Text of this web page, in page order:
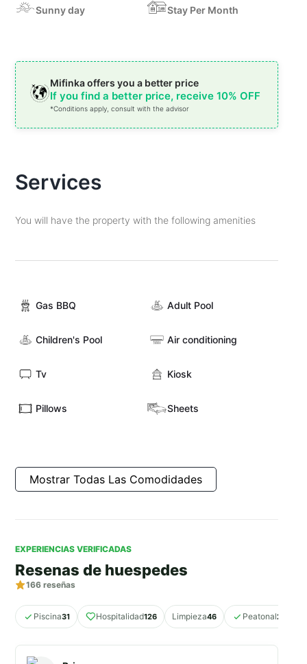
Sunny day Stay Per Month
Mifinka offers you a better price
If you find a better price, receive 10% OFF
*Conditions apply, consult with the advisor
Services
You will have the property with the following amenities
Gas BBQ Adult Pool
Children's Pool Air conditioning
Tv Kiosk
Pillows Sheets
Mostrar Todas Las Comodidades
EXPERIENCIAS VERIFICADAS
Resenas de huespedes
166 reseñas
Piscina31 Hospitalidad126 Limpieza46 Peatonal24